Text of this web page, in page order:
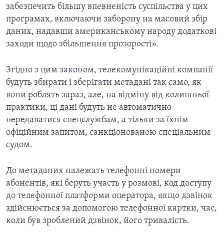
забезпечить більшу впевненість суспільства у цих
програмах, включаючи заборону на масовий збір
даних, надавши американському народу додаткові
заходи щодо збільшення прозорості».
Згідно з цим законом, телекомунікаційні компанії
будуть збирати і зберігати метадані так само, як
вони роблять зараз, але, на відміну від колишньої
практики, ці дані будуть не автоматично
передаватися спецслужбам, а тільки за їхнім
офіційним запитом, санкціонованою спеціальним
судом.
До метаданих належать телефонні номери
абонентів, які беруть участь у розмові, код доступу
до телефонної платформи оператора, якщо дзвінок
здійснюється за допомогою телефонної картки, час,
коли був зроблений дзвінок, його тривалість.